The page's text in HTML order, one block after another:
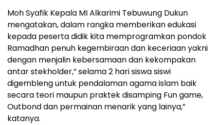
Moh Syafik Kepala MI Alkarimi Tebuwung Dukun
mengatakan, dalam rangka memberikan edukasi
kepada peserta didik kita memprogramkan pondok
Ramadhan penuh kegembiraan dan keceriaan yakni
dengan menjalin kebersamaan dan kekompakan
antar stekholder,” selama 2 hari siswa siswi
digembleng untuk pendalaman agama islam baik
secara teori maupun praktek disamping Fun game,
Outbond dan permainan menarik yang lainya,”
katanya.